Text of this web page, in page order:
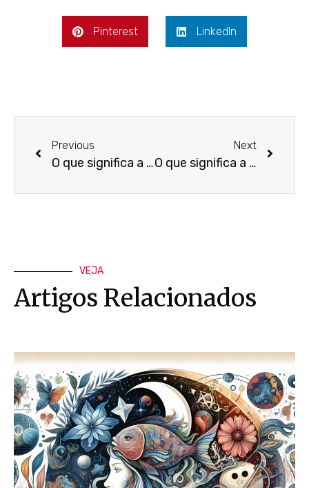
Pinterest LinkedIn
Previous
O que significa a Carta do Julgamento no Tarot
Next
O que significa a Carta da Lua no Tarot
VEJA
Artigos Relacionados